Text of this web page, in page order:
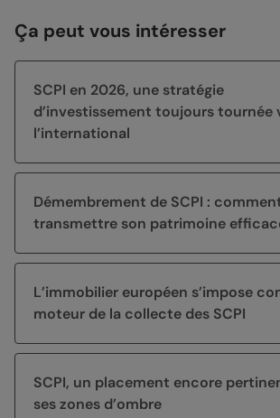
Ça peut vous intéresser
SCPI en 2026, une stratégie
d’investissement toujours tournée
l’international
Démembrement de SCPI :
transmettre son patrimoine
L’immobilier européen s’impose
moteur de la collecte des SCPI
SCPI, un placement encore
ses zones d’ombre